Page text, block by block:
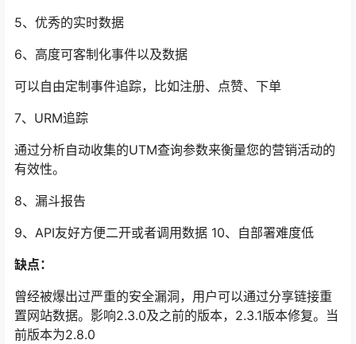
5、优秀的实时数据
6、高度可客制化事件以及数据
可以自由定制事件追踪，比如注册、点赞、下单
7、URM追踪
通过分析自动收集的UTM查询参数来衡量您的营销活动的
有效性。
8、漏斗报告
9、API友好方便二开或者调用数据 10、自部署难度低
缺点：
曾经被爆出过严重的安全漏洞，用户可以通过分享链接重
置网站数据。影响2.3.0及之前的版本，2.3.1版本修复。当
前版本为2.8.0